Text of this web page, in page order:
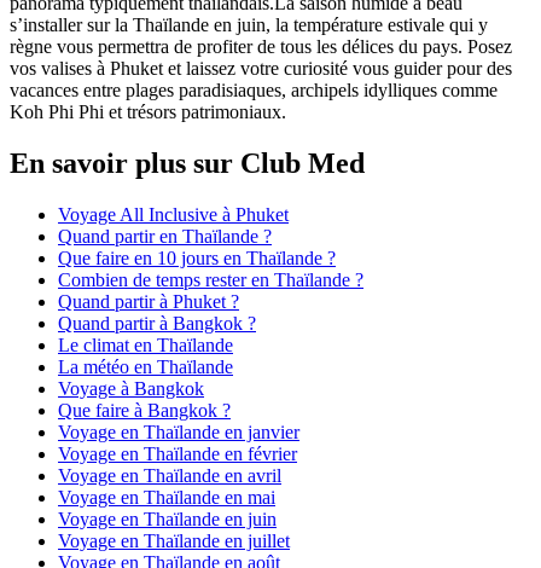
s’installer sur la Thaïlande en juin, la température estivale qui y
règne vous permettra de profiter de tous les délices du pays. Posez
vos valises à Phuket et laissez votre curiosité vous guider pour des
vacances entre plages paradisiaques, archipels idylliques comme
Koh Phi Phi et trésors patrimoniaux.
En savoir plus sur Club Med
Voyage All Inclusive à Phuket
Quand partir en Thaïlande ?
Que faire en 10 jours en Thaïlande ?
Combien de temps rester en Thaïlande ?
Quand partir à Phuket ?
Quand partir à Bangkok ?
Le climat en Thaïlande
La météo en Thaïlande
Voyage à Bangkok
Que faire à Bangkok ?
Voyage en Thaïlande en janvier
Voyage en Thaïlande en février
Voyage en Thaïlande en avril
Voyage en Thaïlande en mai
Voyage en Thaïlande en juin
Voyage en Thaïlande en juillet
Voyage en Thaïlande en août